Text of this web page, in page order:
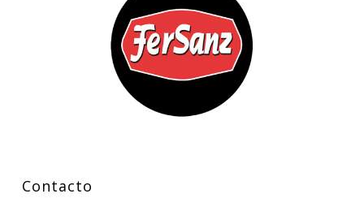
Contacto